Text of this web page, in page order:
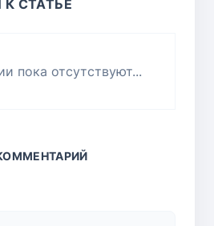
СТАТЬЕ
пока отсутствуют...